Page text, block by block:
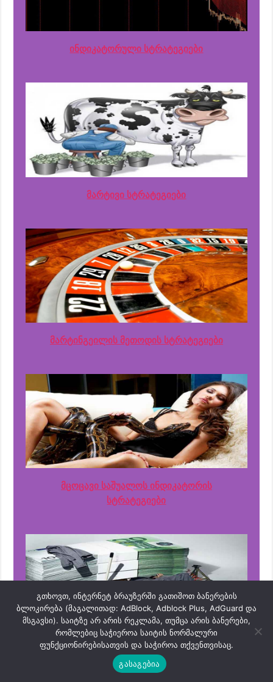
ინდიკატორული სტრატეგიები
მარტივი სტრატეგიები
მარტინგეილის მეთოდის სტრატეგიები
მცოცავი საშუალოს ინდიკატორის
სტრატეგიები
საავტორო სტრატეგიები
გთხოვთ, ინტერნეტ ბრაუზერში გათიშოთ ბანერების
ბლოკირება (მაგალითად: AdBlock, Adblock Plus, AdGuard და
მსგავსი). საიტზე არ არის რეკლამა, თუმცა არის ბანერები,
რომლებიც საჭიეროა საიტის ნორმალური
ფუნქციონირებისათვის და საჭიროა თქვენთვისაც.
გასაგებია